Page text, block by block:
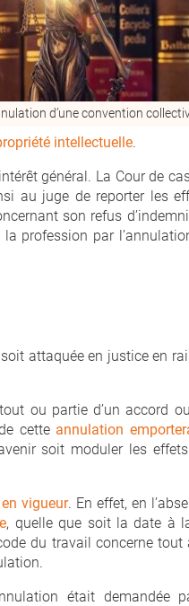
d’une convention
intellectuelle.
général. La Cour de
au juge de reporter les
son refus
profession par
attaquée en justice en
ou partie d’un accord
cette annulation
soit moduler les
vigueur. En effet, en
, quelle que soit la date à
du travail concerne tout
était demandée